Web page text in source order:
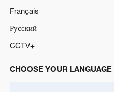
Français
Русский
CCTV+
CHOOSE YOUR LANGUAGE